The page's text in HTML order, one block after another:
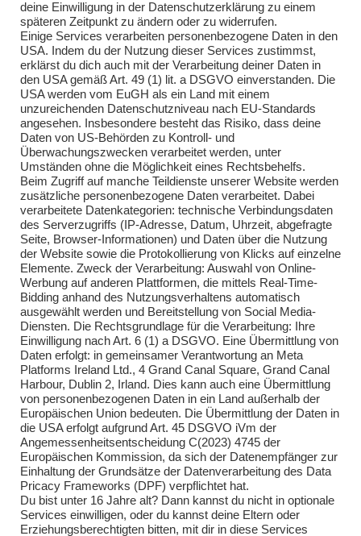
Übungen 2020
Übungen 2021
Übungen 2022
Übungen 2023
Übungen 2024
Übungen 2025
Impressum
Impressum
Kontakt
Kontakt
Brandsicherheitswache
Brandsicherheitswache
deine Einwilligung in der Datenschutzerklärung zu einem
späteren Zeitpunkt zu ändern oder zu widerrufen.
Einige Services verarbeiten personenbezogene Daten in den
USA. Indem du der Nutzung dieser Services zustimmst,
erklärst du dich auch mit der Verarbeitung deiner Daten in
den USA gemäß Art. 49 (1) lit. a DSGVO einverstanden. Die
USA werden vom EuGH als ein Land mit einem
unzureichenden Datenschutzniveau nach EU-Standards
angesehen. Insbesondere besteht das Risiko, dass deine
Daten von US-Behörden zu Kontroll- und
Überwachungszwecken verarbeitet werden, unter
Umständen ohne die Möglichkeit eines Rechtsbehelfs.
Beim Zugriff auf manche Teildienste unserer Website werden
zusätzliche personenbezogene Daten verarbeitet. Dabei
verarbeitete Datenkategorien: technische Verbindungsdaten
des Serverzugriffs (IP-Adresse, Datum, Uhrzeit, abgefragte
Seite, Browser-Informationen) und Daten über die Nutzung
der Website sowie die Protokollierung von Klicks auf einzelne
Elemente. Zweck der Verarbeitung: Auswahl von Online-
Werbung auf anderen Plattformen, die mittels Real-Time-
Bidding anhand des Nutzungsverhaltens automatisch
ausgewählt werden und Bereitstellung von Social Media-
Diensten. Die Rechtsgrundlage für die Verarbeitung: Ihre
Einwilligung nach Art. 6 (1) a DSGVO. Eine Übermittlung von
Daten erfolgt: in gemeinsamer Verantwortung an Meta
Platforms Ireland Ltd., 4 Grand Canal Square, Grand Canal
Harbour, Dublin 2, Irland. Dies kann auch eine Übermittlung
von personenbezogenen Daten in ein Land außerhalb der
Europäischen Union bedeuten. Die Übermittlung der Daten in
die USA erfolgt aufgrund Art. 45 DSGVO iVm der
Angemessenheitsentscheidung C(2023) 4745 der
Europäischen Kommission, da sich der Datenempfänger zur
Einhaltung der Grundsätze der Datenverarbeitung des Data
Pricacy Frameworks (DPF) verpflichtet hat.
Du bist unter 16 Jahre alt? Dann kannst du nicht in optionale
Services einwilligen, oder du kannst deine Eltern oder
Erziehungsberechtigten bitten, mit dir in diese Services